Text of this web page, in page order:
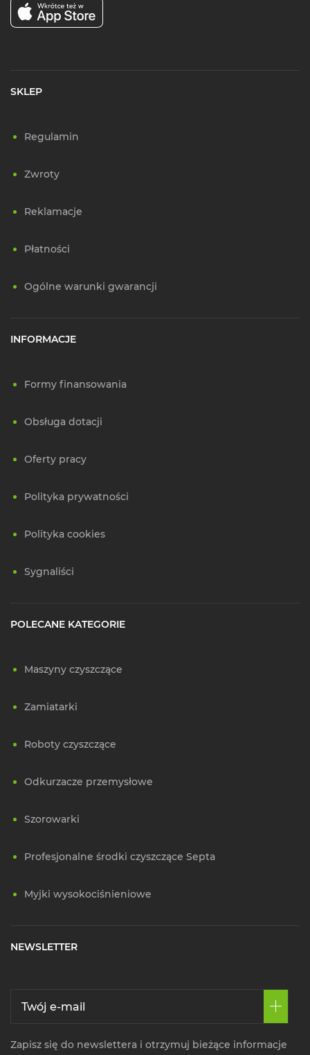
SKLEP
Regulamin
Zwroty
Reklamacje
Płatności
Ogólne warunki gwarancji
INFORMACJE
Formy finansowania
Obsługa dotacji
Oferty pracy
Polityka prywatności
Polityka cookies
Sygnaliści
POLECANE KATEGORIE
Maszyny czyszczące
Zamiatarki
Roboty czyszczące
Odkurzacze przemysłowe
Szorowarki
Profesjonalne środki czyszczące Septa
Myjki wysokociśnieniowe
NEWSLETTER
Zapisz się do newslettera i otrzymuj bieżące informacje